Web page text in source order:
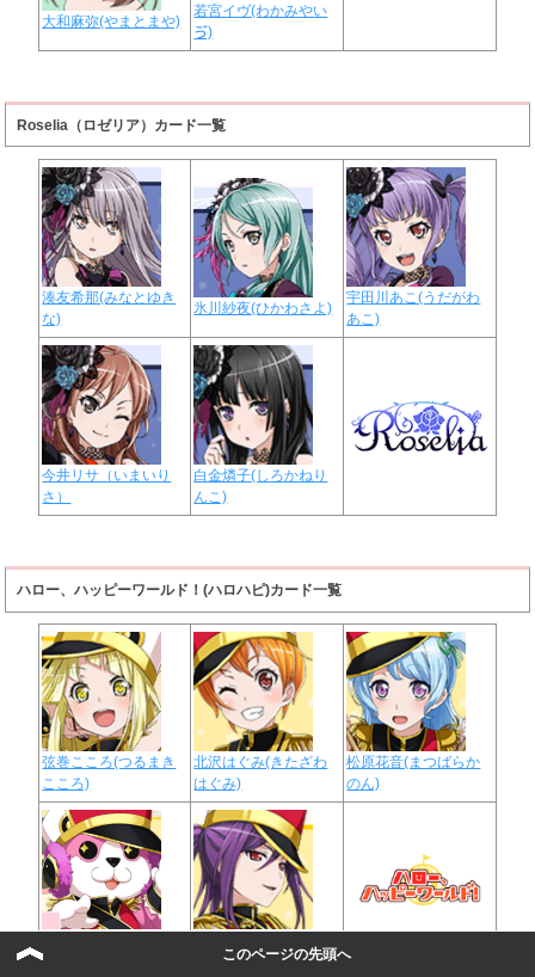
大和麻弥(やまとまや)
若宮イヴ(わかみやい
ゔ)
Roselia（ロゼリア）カード一覧
湊友希那(みなとゆき
な)
氷川紗夜(ひかわさよ)
宇田川あこ(うだがわ
あこ)
今井リサ（いまいり
さ）
白金燐子(しろかねり
んこ)
ハロー、ハッピーワールド！(ハロハピ)カード一覧
弦巻こころ(つるまき
こころ)
北沢はぐみ(きたざわ
はぐみ)
松原花音(まつばらか
のん)
このページの先頭へ